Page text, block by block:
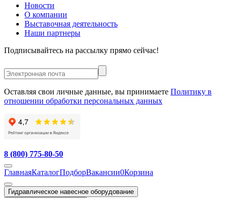
Новости
О компании
Выставочная деятельность
Наши партнеры
Подписывайтесь на рассылку прямо сейчас!
Оставляя свои личные данные, вы принимаете Политику в
отношении обработки персональных данных
8 (800) 775-80-50
ГлавнаяКаталогПодборВакансии0Корзина
Гидравлическое навесное оборудование